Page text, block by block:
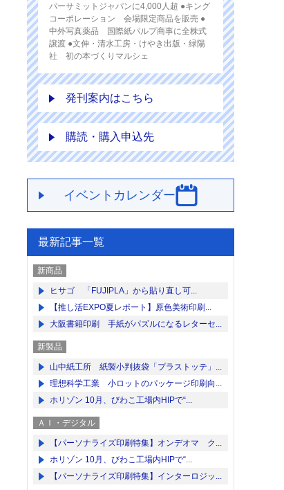
パーサミットジャパンに4,000人超 ●キング
コーポレーション 会場限定商品を販売 ●
中外写真薬品 国際紙パルプ商事に全株式
譲渡 ●文伸・清水工房・けやき出版・緑陽
社 初の本づくりマルシェ
発刊案内はこちら
購読・購入申込先
イベントカレンダー
最新記事一覧
新商品
ヒサゴ 「FUJIPLA」から貼り直し可...
【推し活EXPO夏レポート】原色美術印刷...
大阪書籍印刷 手紙がパズルになるレターセ...
新製品
山中紙工所 紙製小判抜袋「プラストッテ」...
理想科学工業 小ロットのパッケージ印刷向...
ホリゾン 10月、びわこ工場内HIPで“...
ＡＩ・デジタル
【パーソナライズ印刷特集】オンデオマ ク...
ホリゾン 10月、びわこ工場内HIPで“...
【パーソナライズ印刷特集】インターロジッ...